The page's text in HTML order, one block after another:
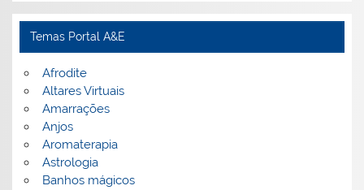
Temas Portal A&E
Afrodite
Altares Virtuais
Amarrações
Anjos
Aromaterapia
Astrologia
Banhos mágicos